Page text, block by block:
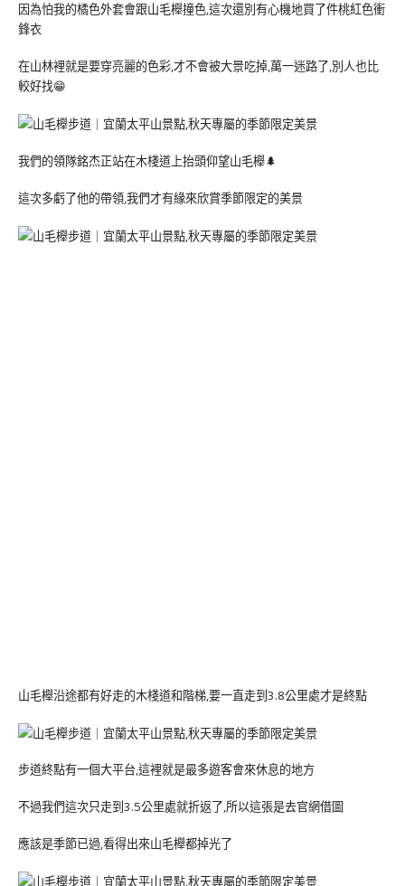
因為怕我的橘色外套會跟山毛櫸撞色,這次還別有心機地買了件桃紅色衝
鋒衣
在山林裡就是要穿亮麗的色彩,才不會被大景吃掉,萬一迷路了,別人也比
較好找😁
我們的領隊銘杰正站在木棧道上抬頭仰望山毛櫸🌲
這次多虧了他的帶領,我們才有緣來欣賞季節限定的美景
山毛櫸沿途都有好走的木棧道和階梯,要一直走到3.8公里處才是終點
步道終點有一個大平台,這裡就是最多遊客會來休息的地方
不過我們這次只走到3.5公里處就折返了,所以這張是去官網借圖
應該是季節已過,看得出來山毛櫸都掉光了